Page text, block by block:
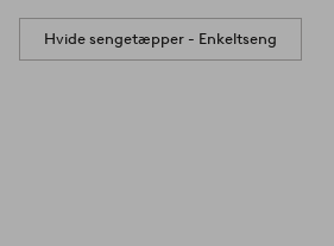
Hvide sengetæpper - Enkeltseng